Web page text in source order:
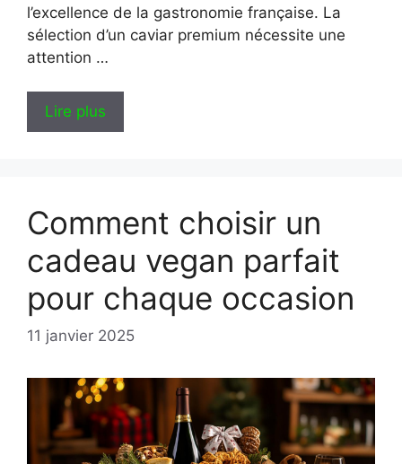
l’excellence de la gastronomie française. La
sélection d’un caviar premium nécessite une
attention …
Lire plus
Comment choisir un
cadeau vegan parfait
pour chaque occasion
11 janvier 2025